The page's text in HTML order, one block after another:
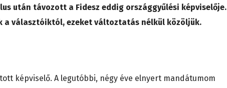
után távozott a Fidesz eddig országgyűlési képviselője.
a választóiktól, ezeket változtatás nélkül közöljük.
képviselő. A legutóbbi, négy éve elnyert mandátumom